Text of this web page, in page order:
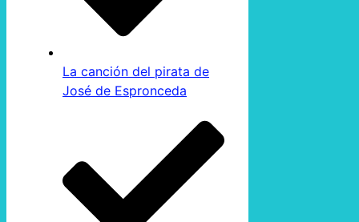
La canción del pirata de
José de Espronceda